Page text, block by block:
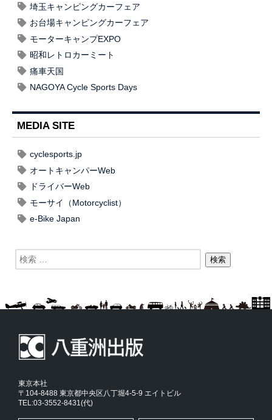
埼玉キャンピングカーフェア
お台場キャンピングカーフェア
モーターキャンプEXPO
昭和レトロカーミート
痛車天国
NAGOYA Cycle Sports Days
MEDIA SITE
cyclesports.jp
オートキャンパーWeb
ドライバーWeb
モーサイ（Motorcyclist）
e-Bike Japan
東京本社
〒104-8488 東京都中央区八丁堀4-5-9 エイトビル
TEL:03-3552-8431(代)